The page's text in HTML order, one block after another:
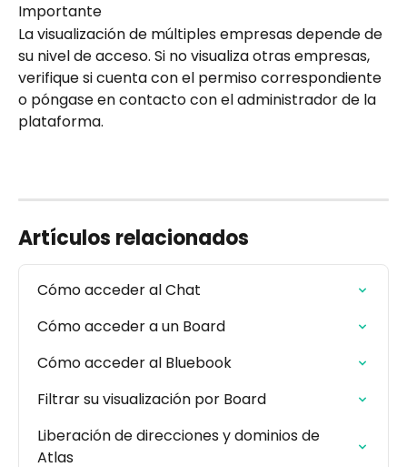
Importante
La visualización de múltiples empresas depende de
su nivel de acceso. Si no visualiza otras empresas,
verifique si cuenta con el permiso correspondiente
o póngase en contacto con el administrador de la
plataforma.
Artículos relacionados
Cómo acceder al Chat
Cómo acceder a un Board
Cómo acceder al Bluebook
Filtrar su visualización por Board
Liberación de direcciones y dominios de
Atlas